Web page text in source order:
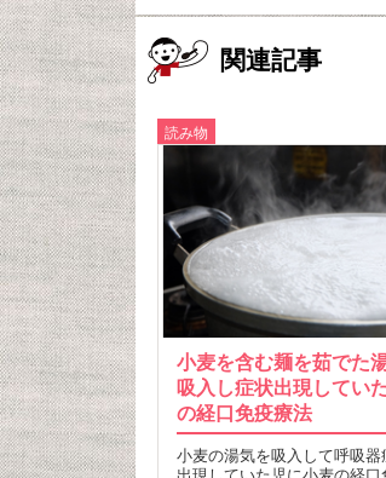
関連記事
読み物
小麦を含む麺を茹でた
吸入し症状出現してい
の経口免疫療法
小麦の湯気を吸入して呼吸器